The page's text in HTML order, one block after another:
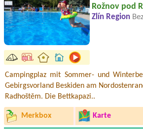
Rožnov pod
Zlín Region
Campingplaz mit Sommer- und
Gebirgsvorland Beskiden am
Radhoštěm. Die Bettkapazi..
Merkbox Karte